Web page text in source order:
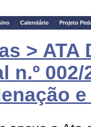
Calendário Projeto
> ATA
n.º